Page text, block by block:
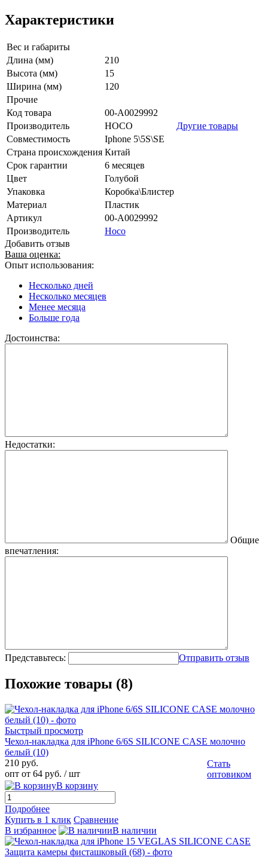
Характеристики
Вес и габариты
Длина (мм)
210
Высота (мм)
15
Ширина (мм)
120
Прочие
Код товара
00-А0029992
Производитель
HOCO
Другие товары
Совместимость
Iphone 5\5S\SE
Страна происхождения Китай
Срок гарантии
6 месяцев
Цвет
Голубой
Упаковка
Коробка\Блистер
Материал
Пластик
Артикул
00-А0029992
Производитель
Hoco
Добавить отзыв
Ваша оценка:
Опыт использования:
Несколько дней
Несколько месяцев
Менее месяца
Больше года
Достоинства:
Недостатки:
Общие
впечатления:
Представьтесь: Отправить отзыв
Похожие товары (8)
Быстрый просмотр
Чехол-накладка для iPhone 6/6S SILICONE CASE молочно
белый (10)
210 руб.
опт от 64 руб. / шт
Стать
оптовиком
В корзину
Подробнее
Купить в 1 клик Сравнение
В избранное
В наличии